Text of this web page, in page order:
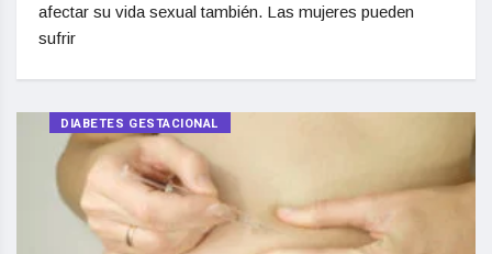
afectar su vida sexual también. Las mujeres pueden
sufrir
DIABETES GESTACIONAL